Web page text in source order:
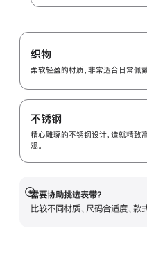
织物
柔软轻盈的材质，非常适合日常佩戴
不锈钢
精心雕琢的不锈钢设计，造就精致
观。
需要协助挑选表带？
比较不同材质、尺码合适度、款
展
开